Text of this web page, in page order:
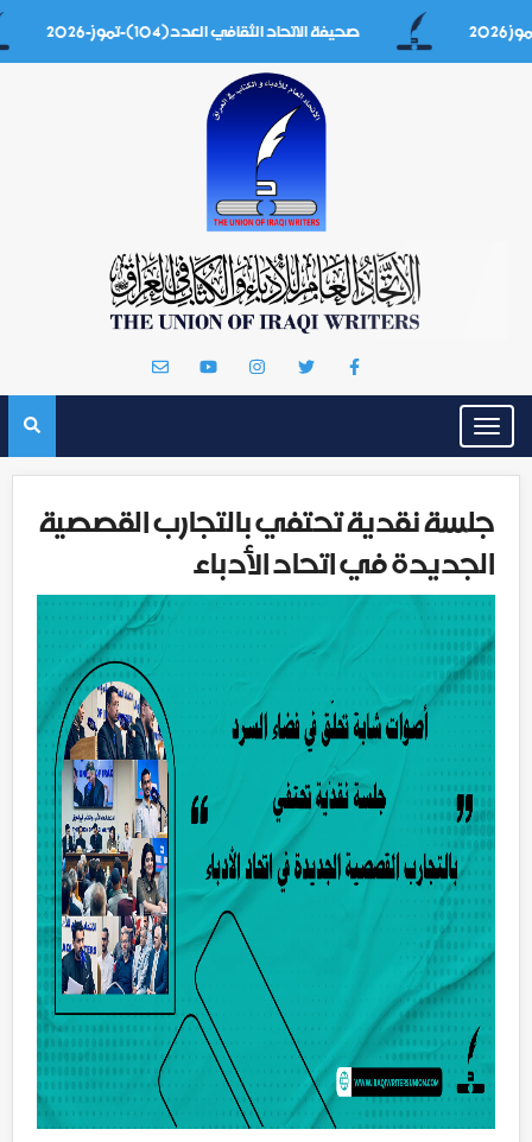
صحيفة الاتحاد الثقافي العدد(104)-تموز-2026
Toggle
navigation
جلسة نقدية تحتفي بالتجارب القصصية
الجديدة في اتحاد الأدباء